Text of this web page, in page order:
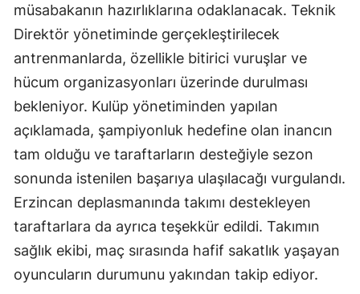
müsabakanın hazırlıklarına odaklanacak. Teknik
Direktör yönetiminde gerçekleştirilecek
antrenmanlarda, özellikle bitirici vuruşlar ve
hücum organizasyonları üzerinde durulması
bekleniyor. Kulüp yönetiminden yapılan
açıklamada, şampiyonluk hedefine olan inancın
tam olduğu ve taraftarların desteğiyle sezon
sonunda istenilen başarıya ulaşılacağı vurgulandı.
Erzincan deplasmanında takımı destekleyen
taraftarlara da ayrıca teşekkür edildi. Takımın
sağlık ekibi, maç sırasında hafif sakatlık yaşayan
oyuncuların durumunu yakından takip ediyor.